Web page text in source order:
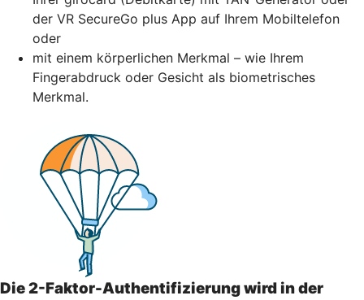
der VR SecureGo plus App auf Ihrem Mobiltelefon
oder
mit einem körperlichen Merkmal – wie Ihrem
Fingerabdruck oder Gesicht als biometrisches
Merkmal.
Die 2-Faktor-Authentifizierung wird in der